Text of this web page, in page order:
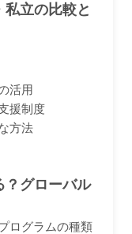
立の比較と
活用
援制度
方法
？グローバル
ログラムの種類